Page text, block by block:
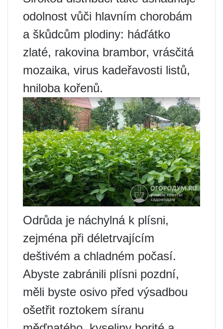
odolnost vůči hlavním chorobám
a škůdcům plodiny: háďátko
zlaté, rakovina brambor, vrásčitá
mozaika, virus kadeřavosti listů,
hniloba kořenů.
Odrůda je náchylná k plísni,
zejména při déletrvajícím
deštivém a chladném počasí.
Abyste zabránili plísni pozdní,
měli byste osivo před výsadbou
ošetřit roztokem síranu